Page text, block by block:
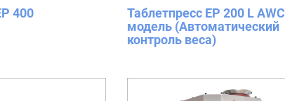
400
Таблетпресс EP 200 L AWC
модель (Автоматический
контроль веса)